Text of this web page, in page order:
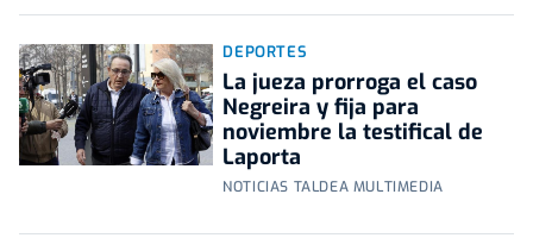
DEPORTES
La jueza prorroga el caso
Negreira y fija para
noviembre la testifical de
Laporta
NOTICIAS TALDEA MULTIMEDIA